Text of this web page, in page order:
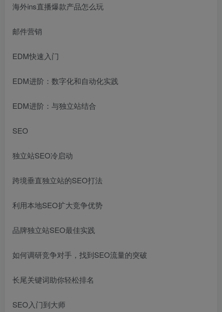
海外ins直播爆款产品怎么玩
邮件营销
EDM快速入门
EDM进阶：数字化和自动化实践
EDM进阶：与独立站结合
SEO
独立站SEO冷启动
跨境垂直独立站的SEO打法
利用本地SEO扩大竞争优势
品牌独立站SEO最佳实践
如何调研竞争对手，找到SEO流量的突破
长尾关键词助你轻松排名
SEO入门到大师